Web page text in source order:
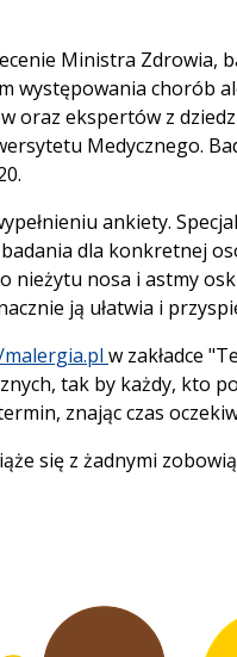
Ministra Zdrowia,
występowania chorób
oraz ekspertów z
Medycznego.
ankiety.
dla konkretnej
nosa i astmy
ją ułatwia i
w zakładce
tak by każdy, kto
znając czas
się z żadnymi